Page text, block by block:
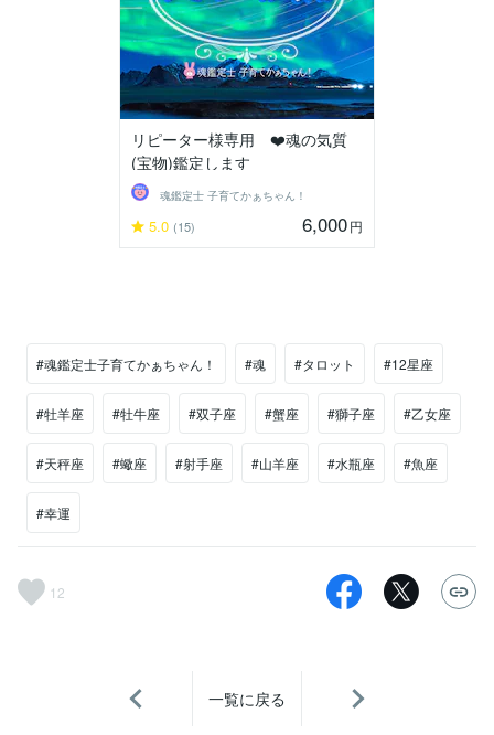
リピーター様専用 ❤️魂の気質
(宝物)鑑定します
魂鑑定士 子育てかぁちゃん！
5.0 (15) 6,000円
#魂鑑定士子育てかぁちゃん！ #魂 #タロット #12星座
#牡羊座 #牡牛座 #双子座 #蟹座 #獅子座 #乙女座
#天秤座 #蠍座 #射手座 #山羊座 #水瓶座 #魚座
#幸運
12
一覧に戻る